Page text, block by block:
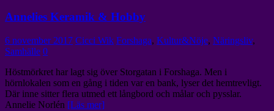
Annelies Keramik & Hobby
6 november 2017 Cicci Wik Forshaga, Kultur&Nöje, Näringsliv,
Samhälle 0
Höstmörkret har lagt sig över Storgatan i Forshaga. Men i
hörnlokalen som en gång i tiden var en bank, lyser det hemtrevligt.
Där inne sitter flera utmed ett långbord och målar och pysslar.
Annelie Norlén [Läs mer]